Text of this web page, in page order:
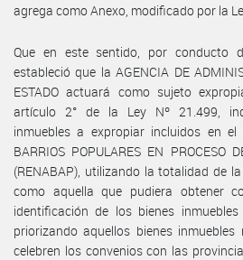
agrega como Anexo, modificado por la
Que en este sentido, por conducto
estableció que la AGENCIA DE
ESTADO actuará como sujeto
artículo 2° de la Ley Nº 21.499,
inmuebles a expropiar incluidos en el
BARRIOS POPULARES EN PROCESO
(RENABAP), utilizando la totalidad de
como aquella que pudiera obtener
identificación de los bienes
priorizando aquellos bienes
celebren los convenios con las